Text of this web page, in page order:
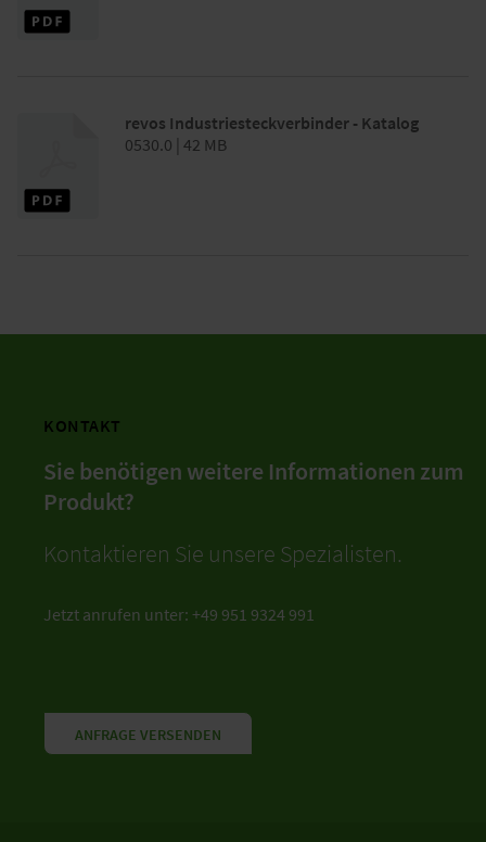
revos Industriesteckverbinder - Katalog
0530.0 | 42 MB
KONTAKT
Sie benötigen weitere Informationen zum
Produkt?
Kontaktieren Sie unsere Spezialisten.
Jetzt anrufen unter: +49 951 9324 991
ANFRAGE VERSENDEN